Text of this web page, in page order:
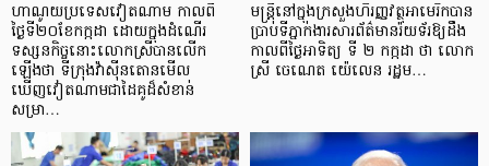
ហាណូយប្រទេសវៀតណាម កាលពី
ថ្ងៃទី២០ខែកក្កដា ដោយក្នុងដំណើរ
ទស្សនកិច្ចនោះលោកស្រីបានលើក
ឡើងថា ទីក្រុងវ៉ាស៊ីនតោនមើល
ឃើញវៀតណាមជាដៃគូដ៏សំខាន់
សម្រា…
មន្ត្រីនៅក្នុងក្រសួងហិរញ្ញវត្ថុអាមេរិកបាន
ប្រាប់ទីភ្នាក់ងារសារព័ត៌មានរ៉យទ័រឱ្យដឹង
កាលពីថ្ងៃអាទិត្យ ទី ២ កក្កដា ថា លោក
ស្រី ចេណេត យ៉េលេន រដ្ឋម…